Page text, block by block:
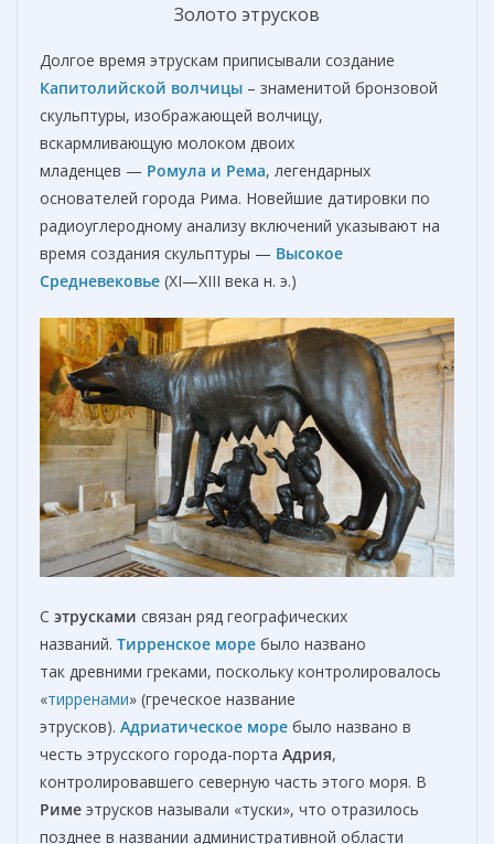
Золото этрусков
Долгое время этрускам приписывали создание
Капитолийской волчицы – знаменитой бронзовой
скульптуры, изображающей волчицу,
вскармливающую молоком двоих
младенцев — Ромула и Рема, легендарных
основателей города Рима. Новейшие датировки по
радиоуглеродному анализу включений указывают на
время создания скульптуры — Высокое
Средневековье (XI—XIII века н. э.)
С этрусками связан ряд географических
названий. Тирренское море было названо
так древними греками, поскольку контролировалось
«тирренами» (греческое название
этрусков). Адриатическое море было названо в
честь этрусского города-порта Адрия,
контролировавшего северную часть этого моря. В
Риме этрусков называли «туски», что отразилось
позднее в названии административной области